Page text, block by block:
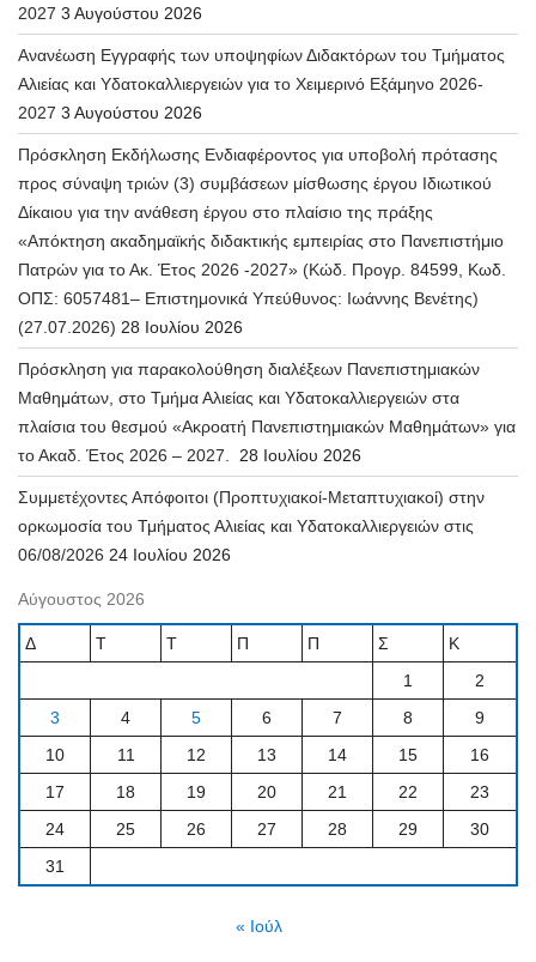
2027 3 Αυγούστου 2026
Ανανέωση Εγγραφής των υποψηφίων Διδακτόρων του Τμήματος
Αλιείας και Υδατοκαλλιεργειών για το Χειμερινό Εξάμηνο 2026-
2027 3 Αυγούστου 2026
Πρόσκληση Εκδήλωσης Ενδιαφέροντος για υποβολή πρότασης
προς σύναψη τριών (3) συμβάσεων μίσθωσης έργου Ιδιωτικού
Δίκαιου για την ανάθεση έργου στο πλαίσιο της πράξης
«Απόκτηση ακαδημαϊκής διδακτικής εμπειρίας στο Πανεπιστήμιο
Πατρών για το Ακ. Έτος 2026 -2027» (Κώδ. Προγρ. 84599, Κωδ.
ΟΠΣ: 6057481– Επιστημονικά Υπεύθυνος: Ιωάννης Βενέτης)
(27.07.2026) 28 Ιουλίου 2026
Πρόσκληση για παρακολούθηση διαλέξεων Πανεπιστημιακών
Μαθημάτων, στο Τμήμα Αλιείας και Υδατοκαλλιεργειών στα
πλαίσια του θεσμού «Ακροατή Πανεπιστημιακών Μαθημάτων» για
το Ακαδ. Έτος 2026 – 2027.
28 Ιουλίου 2026
Συμμετέχοντες Απόφοιτοι (Προπτυχιακοί-Μεταπτυχιακοί) στην
ορκωμοσία του Τμήματος Αλιείας και Υδατοκαλλιεργειών στις
06/08/2026 24 Ιουλίου 2026
Αύγουστος 2026
Δ Τ Τ Π Π Σ
Κ
1
2
3
4 5 6 7 8
9
10
11 12 13 14 15
16
17
18 19 20 21 22
23
24
25 26 27 28 29
30
31
« Ιούλ